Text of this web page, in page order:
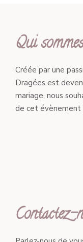
Qui
Créée par une
Dragées est
mariage, nous
de cet évènement
Contactez-